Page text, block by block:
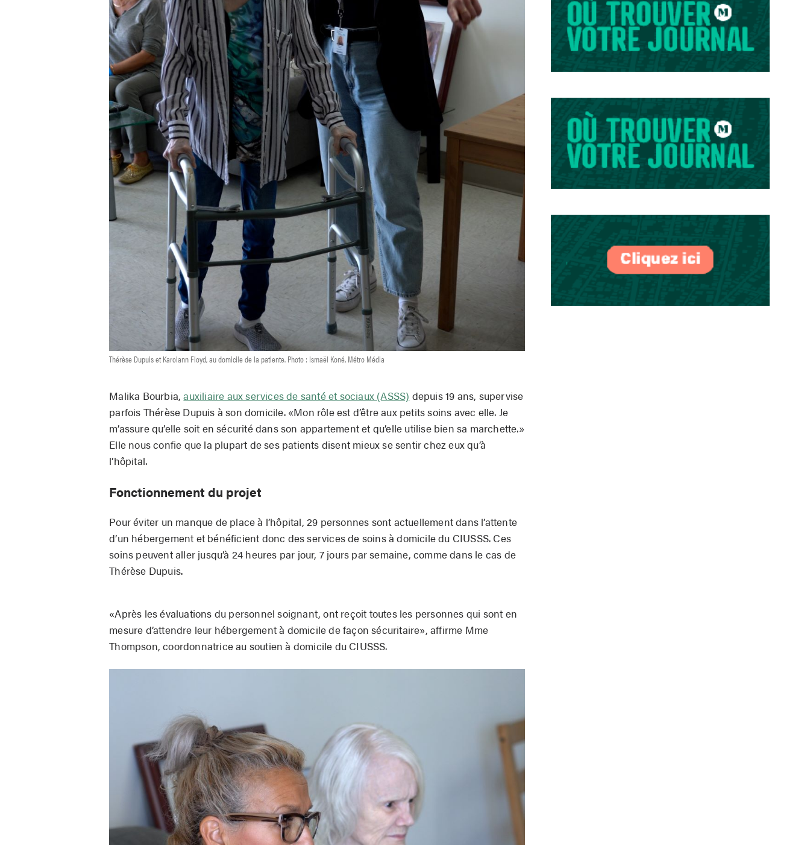
Thérèse Dupuis et Karolann Floyd, au domicile de la patiente. Photo : Ismaël Koné, Métro Média
Malika Bourbia,auxiliaire aux services de santé et sociaux (ASSS) depuis 19 ans, supervise
parfois Thérèse Dupuis à son domicile. «Mon rôle est d’être aux petits soins avec elle. Je
m’assure qu’elle soit en sécurité dans son appartement et qu’elle utilise bien sa marchette.»
Elle nous confie que la plupart de ses patients disent mieux se sentir chez eux qu’à
l’hôpital.
Fonctionnement du projet
Pour éviter un manque de place à l’hôpital, 29 personnes sont actuellement dans l’attente
d’un hébergement et bénéficient donc des services de soins à domicile du CIUSSS. Ces
soins peuvent aller jusqu’à 24 heures par jour, 7 jours par semaine, comme dans le cas de
Thérèse Dupuis.
«Après les évaluations du personnel soignant, ont reçoit toutes les personnes qui sont en
mesure d’attendre leur hébergement à domicile de façon sécuritaire», affirme Mme
Thompson, coordonnatrice au soutien à domicile du CIUSSS.